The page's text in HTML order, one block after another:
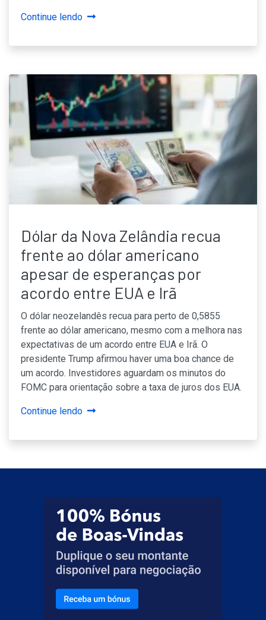
Continue lendo
Dólar da Nova Zelândia recua
frente ao dólar americano
apesar de esperanças por
acordo entre EUA e Irã
O dólar neozelandês recua para perto de 0,5855
frente ao dólar americano, mesmo com a melhora nas
expectativas de um acordo entre EUA e Irã. O
presidente Trump afirmou haver uma boa chance de
um acordo. Investidores aguardam os minutos do
FOMC para orientação sobre a taxa de juros dos EUA.
Continue lendo